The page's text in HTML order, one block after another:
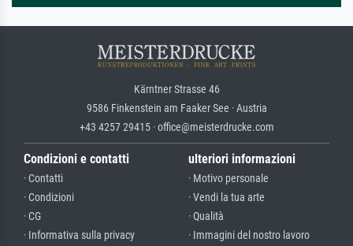
Kärntner Strasse 46
9586 Finkenstein am Faaker See · Austria
+43 4257 29415 · office@meisterdrucke.com
Condizioni e contatti
· Contatti
· Condizioni
· CG
· Informativa sulla privacy
ulteriori informazioni
· Motivo personale
· Vendi la tua arte
· Qualità
· Immagini del nostro lavoro